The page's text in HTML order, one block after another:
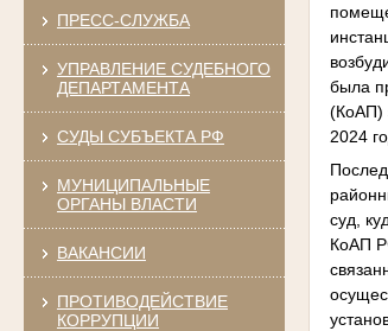
ПРЕСС-СЛУЖБА
УПРАВЛЕНИЕ СУДЕБНОГО
ДЕПАРТАМЕНТА
СУДЫ СУБЪЕКТА РФ
МУНИЦИПАЛЬНЫЕ
ОРГАНЫ ВЛАСТИ
ВАКАНСИИ
ПРОТИВОДЕЙСТВИЕ
КОРРУПЦИИ
была
(КоАП)
2024
суд,
КоАП